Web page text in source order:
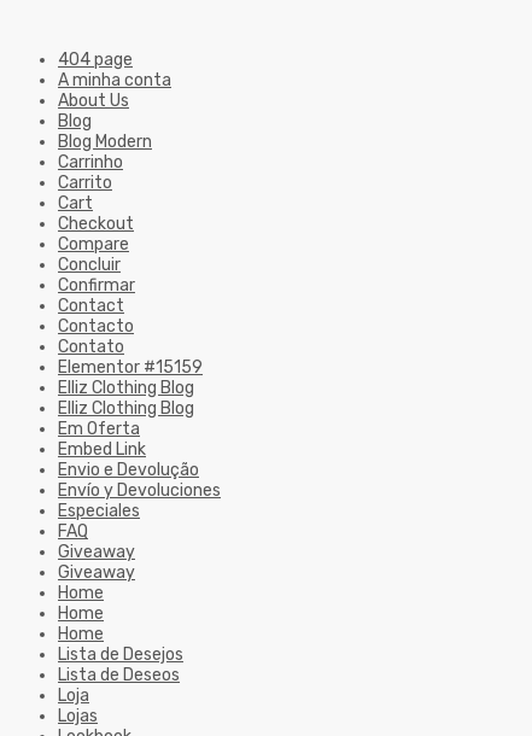
404 page
A minha conta
About Us
Blog
Blog Modern
Carrinho
Carrito
Cart
Checkout
Compare
Concluir
Confirmar
Contact
Contacto
Contato
Elementor #15159
Elliz Clothing Blog
Elliz Clothing Blog
Em Oferta
Embed Link
Envio e Devolução
Envío y Devoluciones
Especiales
FAQ
Giveaway
Giveaway
Home
Home
Home
Lista de Desejos
Lista de Deseos
Loja
Lojas